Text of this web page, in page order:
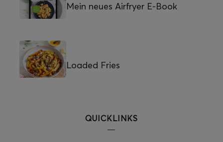
Mein neues Airfryer E-Book
Loaded Fries
QUICKLINKS